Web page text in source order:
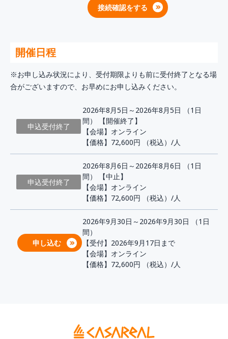
接続確認をする
開催日程
※お申し込み状況により、受付期限よりも前に受付終了となる場
合がございますので、お早めにお申し込みください。
申込受付終了
2026年8月5日～2026年8月5日 （1日
間） 【開催終了】
【会場】オンライン
【価格】72,600円
（税込）/人
申込受付終了
2026年8月6日～2026年8月6日 （1日
間） 【中止】
【会場】オンライン
【価格】72,600円
（税込）/人
申し込む
2026年9月30日～2026年9月30日 （1日
間）
【受付】2026年9月17日まで
【会場】オンライン
【価格】72,600円
（税込）/人